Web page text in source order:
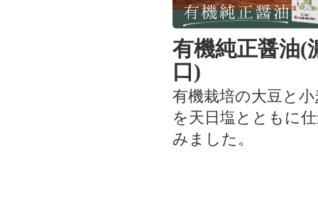
有機純正醤油(
口)
有機栽培の大豆と小
を天日塩とともに
みました。